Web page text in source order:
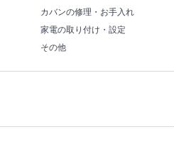
カバンの修理・お手入れ
家電の取り付け・設定
その他